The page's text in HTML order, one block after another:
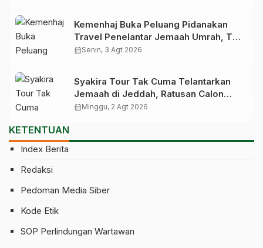
Kemenhaj Buka Peluang Pidanakan
Travel Penelantar Jemaah Umrah, Tak
Cuma Dicabut Izinnya
calendar_monthSenin, 3 Agt 2026
Syakira Tour Tak Cuma Telantarkan
Jemaah di Jeddah, Ratusan Calon
Jemaah yang Sudah Setor Miliaran
calendar_monthMinggu, 2 Agt 2026
KETENTUAN
Index Berita
Redaksi
Pedoman Media Siber
Kode Etik
SOP Perlindungan Wartawan